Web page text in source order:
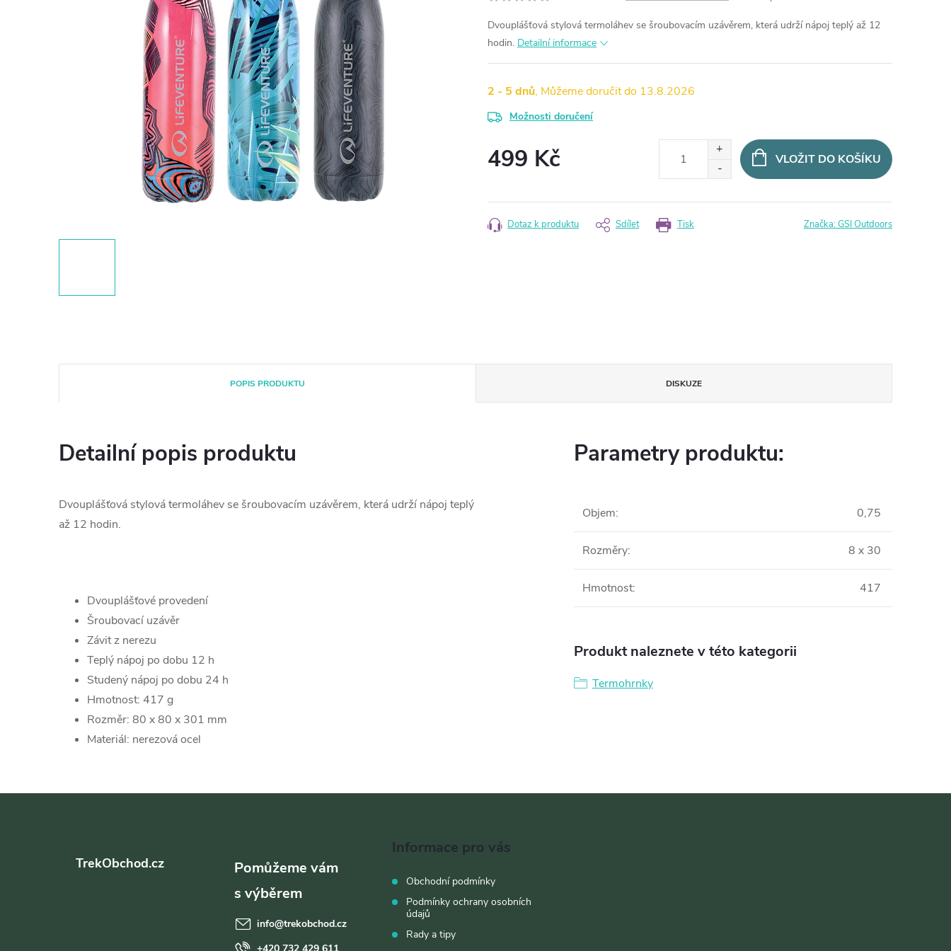
Dvouplášťová stylová termoláhev se šroubovacím uzávěrem, která udrží nápoj teplý až 12
hodin. Detailní informace
2 - 5 dnů 13.8.2026
Možnosti doručení
499 Kč VLOŽIT DO KOŠÍKU
Tisk
Dotaz k produktu Sdílet Značka:GSI Outdoors
POPIS PRODUKTU DISKUZE
Detailní popis produktu
Dvouplášťová stylová termoláhev se šroubovacím uzávěrem, která udrží nápoj teplý
až 12 hodin.
Dvouplášťové provedení
Šroubovací uzávěr
Závit z nerezu
Teplý nápoj po dobu 12 h
Studený nápoj po dobu 24 h
Hmotnost: 417 g
Rozměr: 80 x 80 x 301 mm
Materiál: nerezová ocel
Parametry produktu:
Objem: 0,75
Rozměry: 8 x 30
Hmotnost: 417
Produkt naleznete v této kategorii
Termohrnky
TrekObchod.cz
info@trekobchod.cz
Informace pro vás
Obchodní podmínky
Podmínky ochrany osobních
údajů
Rady a tipy